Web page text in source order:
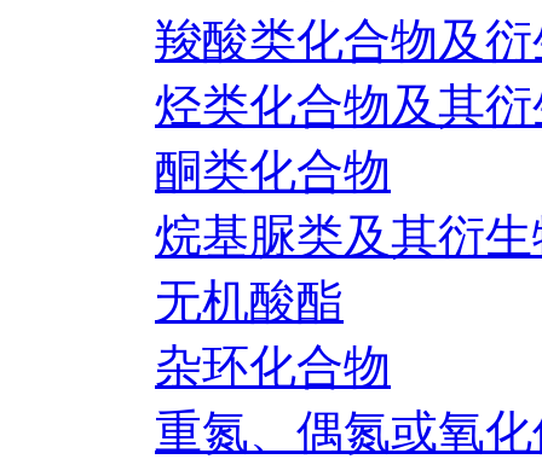
羧酸类化合物及
烃类化合物及其
酮类化合物
烷基脲类及其衍
无机酸酯
杂环化合物
重氮、偶氮或氧